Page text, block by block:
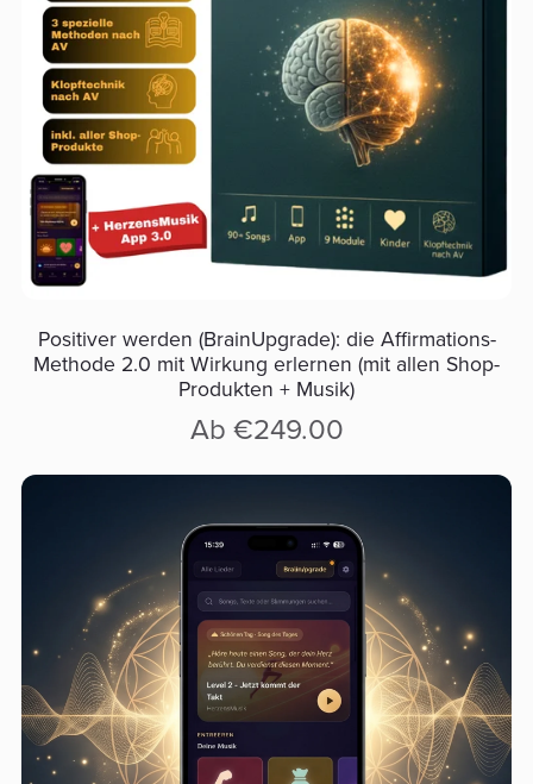
Positiver werden (BrainUpgrade): die Affirmations-
Methode 2.0 mit Wirkung erlernen (mit allen Shop-
Produkten + Musik)
Ab €249.00